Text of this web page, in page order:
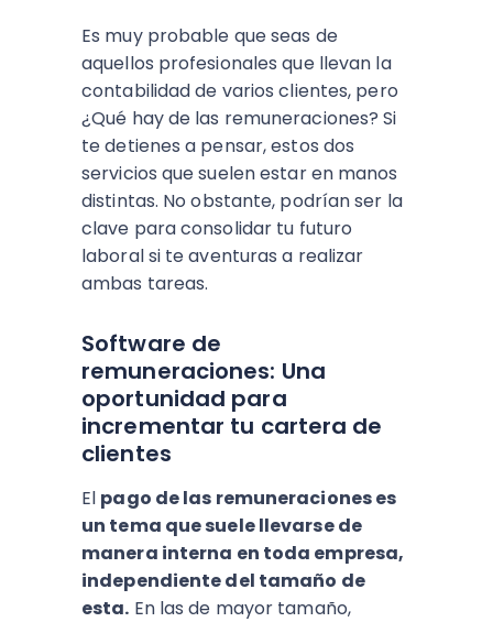
Es muy probable que seas de
aquellos profesionales que llevan la
contabilidad de varios clientes, pero
¿Qué hay de las remuneraciones? Si
te detienes a pensar, estos dos
servicios que suelen estar en manos
distintas. No obstante, podrían ser la
clave para consolidar tu futuro
laboral si te aventuras a realizar
ambas tareas.
Software de
remuneraciones: Una
oportunidad para
incrementar tu cartera de
clientes
El pago de las remuneraciones es
un tema que suele llevarse de
manera interna en toda empresa,
independiente del tamaño de
esta. En las de mayor tamaño,